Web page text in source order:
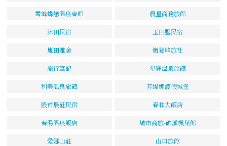
雪峰蝶戀溫泉會館 晨星商務旅館
沐田民宿 玉田墅民宿
嵐田雅舍 媚登峰旅社
旅行筆記 星輝溫泉旅館
利美溫泉旅館 芳緹娜渡假城堡
股市農莊民宿 春和大飯店
春湯溫泉飯店 城市商旅-礁溪楓葉館
愛娜山莊 山口旅館